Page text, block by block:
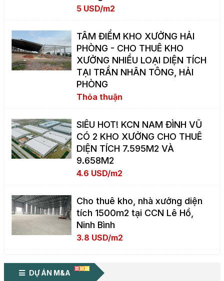
5 USD/m2
TÂM ĐIỂM KHO XƯỞNG HẢI
PHÒNG - CHO THUÊ KHO
XƯỞNG NHIỀU LOẠI DIỆN TÍCH
TẠI TRẦN NHÂN TÔNG, HẢI
PHÒNG
Thỏa thuận
SIÊU HOT! KCN NAM ĐÌNH VŨ
CÓ 2 KHO XƯỞNG CHO THUÊ
DIỆN TÍCH 7.595M2 VÀ
9.658M2
4.6 USD/m2
Cho thuê kho, nhà xưởng diện
tích 1500m2 tại CCN Lê Hồ,
Ninh Bình
3.8 USD/m2
DỰ ÁN M&A